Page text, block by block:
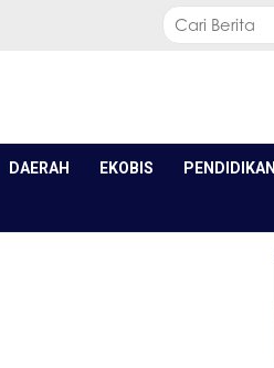
DAERAH EKOBIS PENDIDIKAN